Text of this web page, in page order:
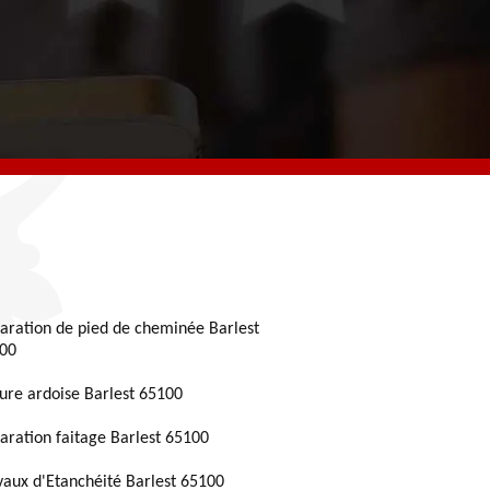
de pied de cheminée Barlest
ardoise Barlest 65100
faitage Barlest 65100
d'Etanchéité Barlest 65100